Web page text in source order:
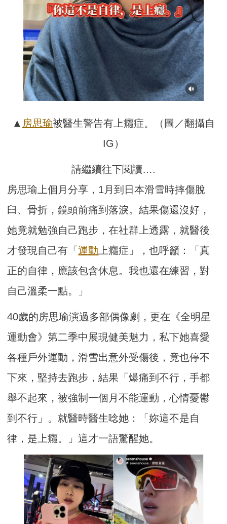
▲ 房思瑜被醫生警告有上癮症。（圖／翻攝自
IG）
請繼續往下閱讀….
房思瑜上個月分享，1月到日本滑雪時摔傷脫
臼、骨折，鏡頭前痛到落淚。結果傷還沒好，
她竟就勉強自己跑步，在社群上透露，就醫後
才發現自己有「運動 上癮症」，也呼籲：「真
正的自律，應該包含休息。我也還在練習，對
自己溫柔一點。」
40歲的房思瑜演過多部偶像劇，更在《全明星
運動會》第二季中展現健美魅力，私下她喜愛
各種戶外運動，滑雪出意外受傷後，竟也停不
下來，堅持去跑步，結果「爆痛到不行，手都
舉不起來，被強制一個月不能運動，心情憂鬱
到不行」。就醫時醫生唸她：「妳這不是自
律，是上癮。」這才一語驚醒她。